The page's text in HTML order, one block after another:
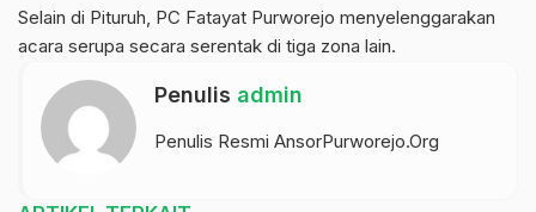
Selain di Pituruh, PC Fatayat Purworejo menyelenggarakan
acara serupa secara serentak di tiga zona lain.
Penulis admin
Penulis Resmi AnsorPurworejo.Org